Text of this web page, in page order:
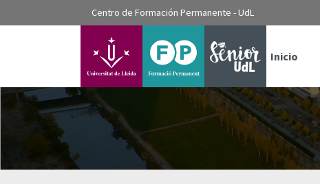
???label.access.jump.content???
???label.access.jump.header???
???label.access.jump.footer???
???label.access.jump.menu???
Centro de Formación Permanente - UdL
Inicio